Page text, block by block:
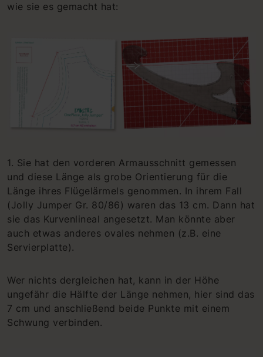
wie sie es gemacht hat:
1. Sie hat den vorderen Armausschnitt gemessen
und diese Länge als grobe Orientierung für die
Länge ihres Flügelärmels genommen. In ihrem Fall
(Jolly Jumper Gr. 80/86) waren das 13 cm. Dann hat
sie das Kurvenlineal angesetzt. Man könnte aber
auch etwas anderes ovales nehmen (z.B. eine
Servierplatte).
Wer nichts dergleichen hat, kann in der Höhe
ungefähr die Hälfte der Länge nehmen, hier sind das
7 cm und anschließend beide Punkte mit einem
Schwung verbinden.